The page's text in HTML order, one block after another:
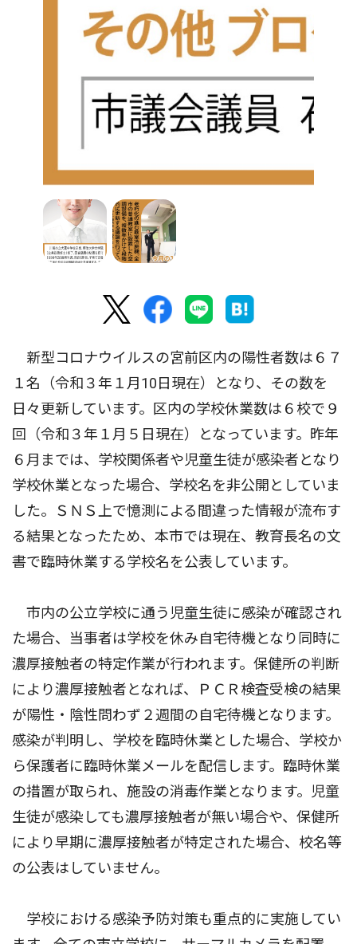
新型コロナウイルスの宮前区内の陽性者数は６７
１名（令和３年１月10日現在）となり、その数を
日々更新しています。区内の学校休業数は６校で９
回（令和３年１月５日現在）となっています。昨年
６月までは、学校関係者や児童生徒が感染者となり
学校休業となった場合、学校名を非公開としていま
した。ＳＮＳ上で憶測による間違った情報が流布す
る結果となったため、本市では現在、教育長名の文
書で臨時休業する学校名を公表しています。
市内の公立学校に通う児童生徒に感染が確認され
た場合、当事者は学校を休み自宅待機となり同時に
濃厚接触者の特定作業が行われます。保健所の判断
により濃厚接触者となれば、ＰＣＲ検査受検の結果
が陽性・陰性問わず２週間の自宅待機となります。
感染が判明し、学校を臨時休業とした場合、学校か
ら保護者に臨時休業メールを配信します。臨時休業
の措置が取られ、施設の消毒作業となります。児童
生徒が感染しても濃厚接触者が無い場合や、保健所
により早期に濃厚接触者が特定された場合、校名等
の公表はしていません。
学校における感染予防対策も重点的に実施してい